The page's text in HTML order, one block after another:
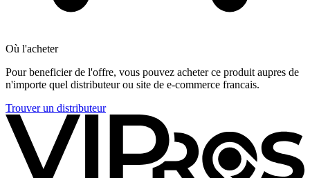
Où l'acheter
Pour beneficier de l'offre, vous pouvez acheter ce produit aupres de
n'importe quel distributeur ou site de e-commerce francais.
Trouver un distributeur